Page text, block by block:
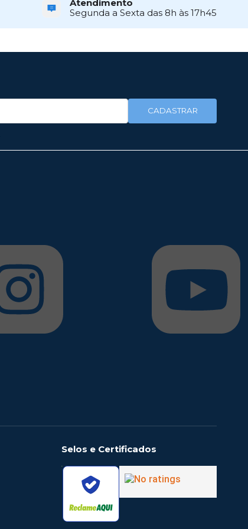
Atendimento
Segunda a Sexta das 8h às 17h45
CADASTRAR
Selos e Certificados